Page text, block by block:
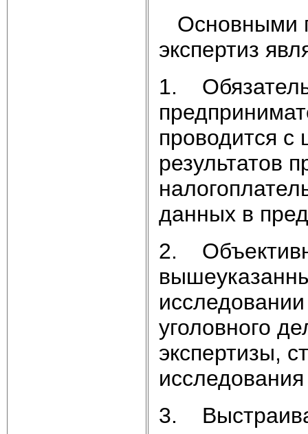
Основными
экспертиз
1.
проводится с
результатов
данных в
2.
уголовного
экспертизы,
3.